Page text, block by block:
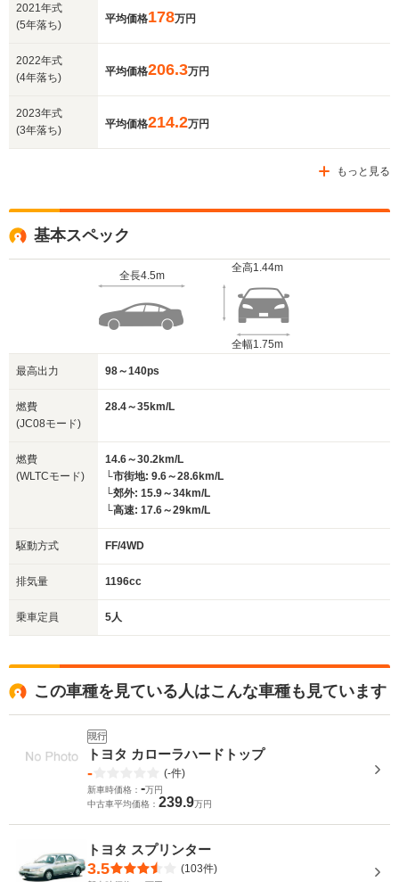
2021年式
(5年落ち)
平均価格178万円
2022年式
(4年落ち)
平均価格206.3万円
2023年式
(3年落ち)
平均価格214.2万円
もっと見る
基本スペック
全長4.5m
全高1.44m
全幅1.75m
最高出力 98～140ps
燃費
(JC08モード)
28.4～35km/L
燃費
(WLTCモード)
14.6～30.2km/L
└市街地: 9.6～28.6km/L
└郊外: 15.9～34km/L
└高速: 17.6～29km/L
駆動方式 FF/4WD
排気量 1196cc
乗車定員 5人
この車種を見ている人はこんな車種も見ています
現行
トヨタ カローラハードトップ
- (-件)
新車時価格： -万円
中古車平均価格： 239.9万円
トヨタ スプリンター
3.5 (103件)